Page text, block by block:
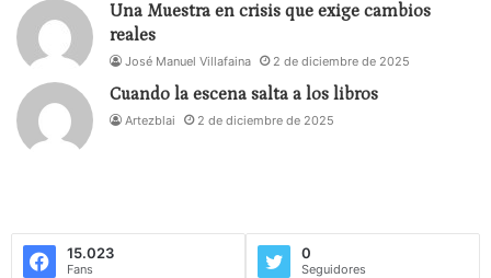
La programación de sala se completa en el
Una Muestra en crisis que exige cambios
reales
José Manuel Villafaina 2 de diciembre de 2025
Cuando la escena salta a los libros
Artezblai 2 de diciembre de 2025
15.023
Fans
0
Seguidores